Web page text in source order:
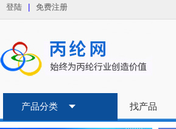
登陆 免费注册
产品分类 找产品